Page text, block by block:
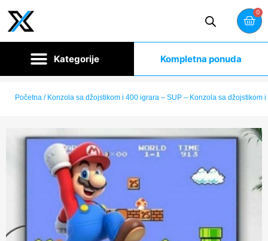
0
Kompletna ponuda
Početna / Konzola sa džojstikom i 400 igrara – SUP – Konzola sa džojstikom